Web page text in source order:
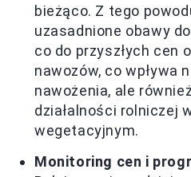
bieżąco. Z tego
uzasadnione obawy
co do przyszłych cen
nawozów, co wpływa
nawożenia, ale
działalności rolniczej
wegetacyjnym.
Monitoring cen i